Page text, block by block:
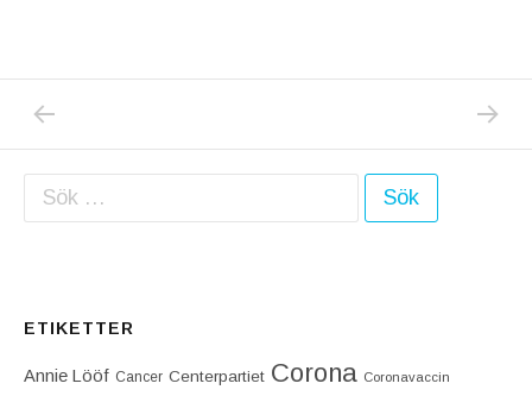
Inläggsnavigering
Sök efter:
ETIKETTER
Annie Lööf Cancer Centerpartiet‎ Corona Coronavaccin